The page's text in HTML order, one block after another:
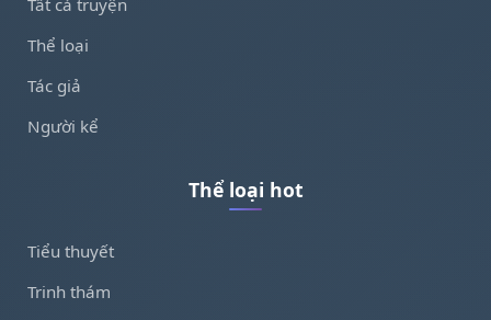
Tất cả truyện
Thể loại
Tác giả
Người kể
Thể loại hot
Tiểu thuyết
Trinh thám